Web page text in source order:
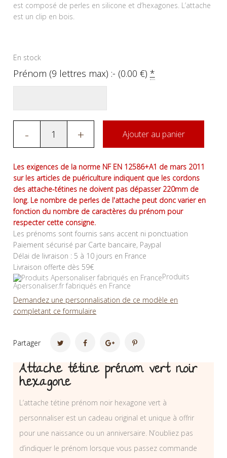
est composé de perles en silicone et d’hexagones. L’attache
est un clip en bois.
En stock
Prénom (9 lettres max) :- (0.00€)*
- + Ajouter au panier
Les exigences de la norme NF EN 12586+A1 de mars 2011
sur les articles de puériculture indiquent que les cordons
des attache-tétines ne doivent pas dépasser 220mm de
long. Le nombre de perles de l'attache peut donc varier en
fonction du nombre de caractères du prénom pour
respecter cette consigne.
Les prénoms sont fournis sans accent ni ponctuation
Paiement sécurisé par Carte bancaire, Paypal
Délai de livraison : 5 à 10 jours en France
Livraison offerte dès 59€
Produits
Apersonaliser.fr fabriqués en France
Demandez une personnalisation de ce modèle en
completant ce formulaire
Partager
Attache tétine prénom vert noir
hexagone
L’attache tétine prénom noir hexagone vert à
personnaliser est un cadeau original et unique à offrir
pour une naissance ou un anniversaire. N’oubliez pas
d’indiquer le prénom lorsque vous passez commande